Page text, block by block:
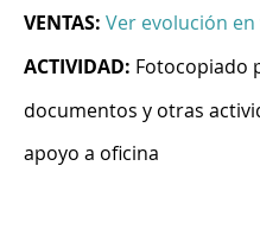
VENTAS: Ver evolución en
ACTIVIDAD: Fotocopiado
documentos y otras
apoyo a oficina